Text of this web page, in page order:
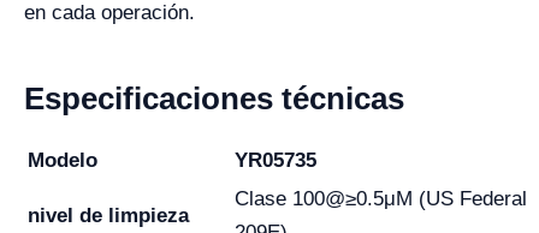
en cada operación.
Especificaciones técnicas
Modelo YR05735
nivel de limpieza
Clase 100@≥0.5μM (US Federal